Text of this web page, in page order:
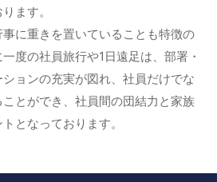
ます。
に重きを置いていることも特徴の
度の社員旅行や1日遠足は、部署・
ョンの充実が図れ、社員だけでな
とができ、社員間の団結力と家族
となっております。